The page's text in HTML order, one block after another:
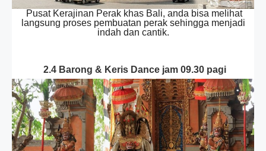
Pusat Kerajinan Perak khas Bali, anda bisa melihat
langsung proses pembuatan perak sehingga menjadi
indah dan cantik.
2.4 Barong & Keris Dance jam 09.30 pagi